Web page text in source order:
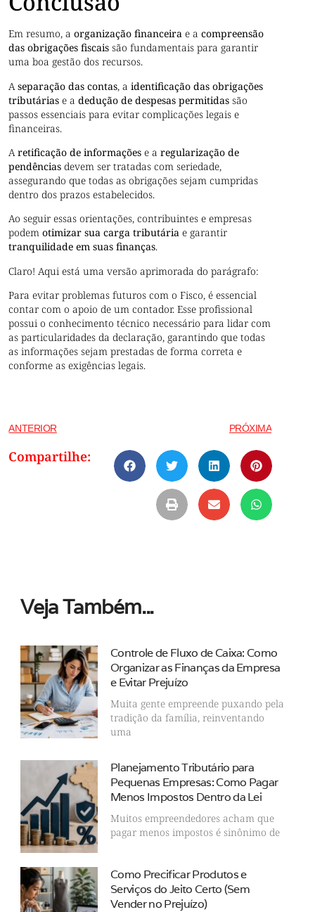
Em resumo, aorganização financeira e acompreensão
das obrigações fiscais são fundamentais para garantir
uma boa gestão dos recursos.
Aseparação das contas, aidentificação das obrigações
tributárias e adedução de despesas permitidas são
passos essenciais para evitar complicações legais e
financeiras.
Aretificação de informações e aregularização de
pendências devem ser tratadas com seriedade,
assegurando que todas as obrigações sejam cumpridas
dentro dos prazos estabelecidos.
Ao seguir essas orientações, contribuintes e empresas
podemotimizar sua carga tributária e garantir
tranquilidade em suas finanças.
Claro! Aqui está uma versão aprimorada do parágrafo:
Para evitar problemas futuros com o Fisco, é essencial
contar com o apoio de um contador. Esse profissional
possui o conhecimento técnico necessário para lidar com
as particularidades da declaração, garantindo que todas
as informações sejam prestadas de forma correta e
conforme as exigências legais.
ANTERIOR PRÓXIMA
Compartilhe:
Veja Também...
Controle de Fluxo de Caixa: Como
Organizar as Finanças da Empresa
e Evitar Prejuízo
Muita gente empreende puxando pela
tradição da família, reinventando
uma
Planejamento Tributário para
Pequenas Empresas: Como Pagar
Menos Impostos Dentro da Lei
Muitos empreendedores acham que
pagar menos impostos é sinônimo de
Como Precificar Produtos e
Serviços do Jeito Certo (Sem
Vender no Prejuízo)